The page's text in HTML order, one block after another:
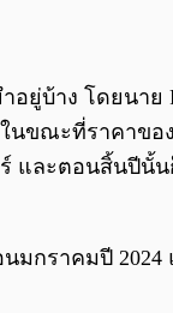
ยู่บ้าง โดยนาย
ในขณะที่ราคาขอ
และตอนสิ้นปีนั้
มกราคมปี